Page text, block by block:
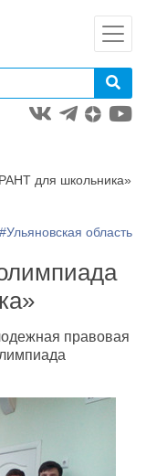
для школьника»
#Ульяновская область
правовая